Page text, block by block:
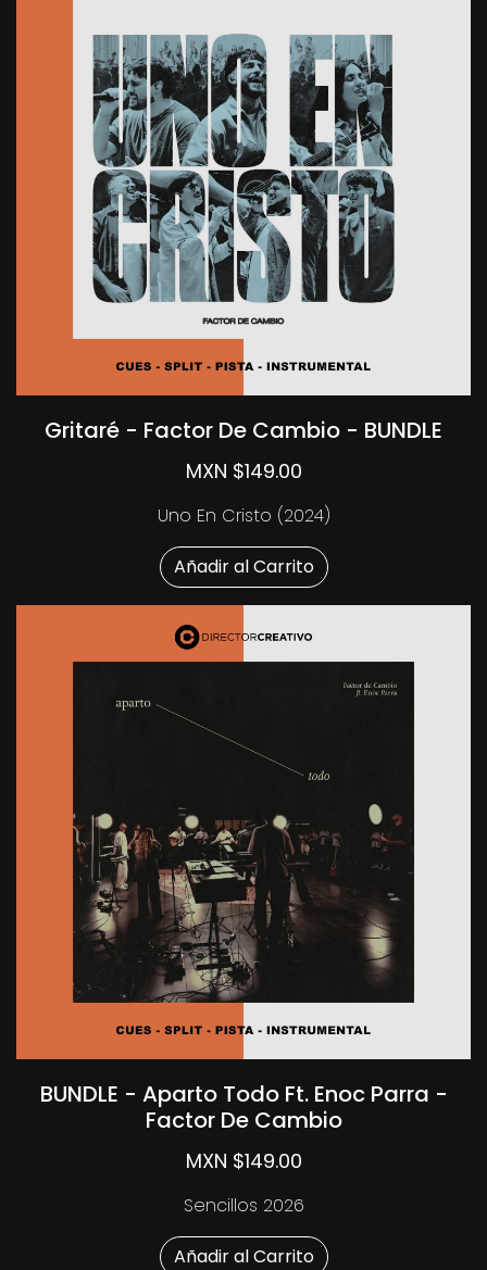
Gritaré - Factor De Cambio - BUNDLE
MXN $149.00
Uno En Cristo (2024)
Añadir al Carrito
BUNDLE - Aparto Todo Ft. Enoc Parra -
Factor De Cambio
MXN $149.00
Sencillos 2026
Añadir al Carrito